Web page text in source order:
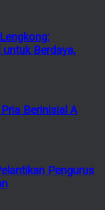
Berdaya,
Berinisial A
Pengurus